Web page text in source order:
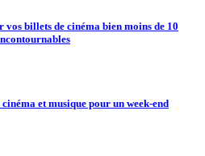
vos billets de cinéma bien moins de 10
et musique pour un week-end